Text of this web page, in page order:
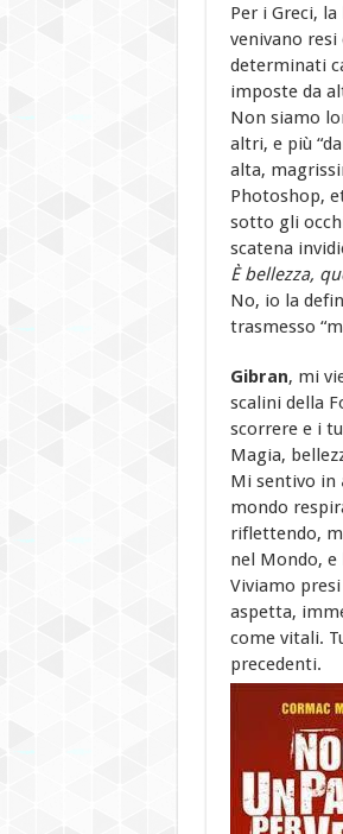
Per i Greci,
venivano resi
determinati
imposte da
Non siamo
altri, e più
alta,
Photoshop,
sotto gli
scatena
È bellezza,
No, io la
trasmesso
Gibran, mi
scalini della
scorrere e i
Magia,
Mi sentivo in
mondo
riflettendo,
nel Mondo, e
Viviamo
aspetta,
come vitali.
precedenti.